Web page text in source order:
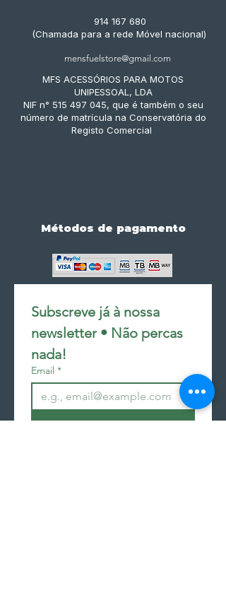
914 167 680
(Chamada para a rede Móvel nacional)
mensfuelstore@gmail.com
MFS ACESSÓRIOS PARA MOTOS
UNIPESSOAL, LDA
NIF n° 515 497 045, que é também o seu
número de matrícula na Conservatória do
Registo Comercial
Métodos de pagamento
Subscreve já à nossa
newsletter • Não percas
nada!
Email *